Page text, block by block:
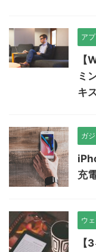
アプ
【
ミ
キ
ガ
充
ウ
【